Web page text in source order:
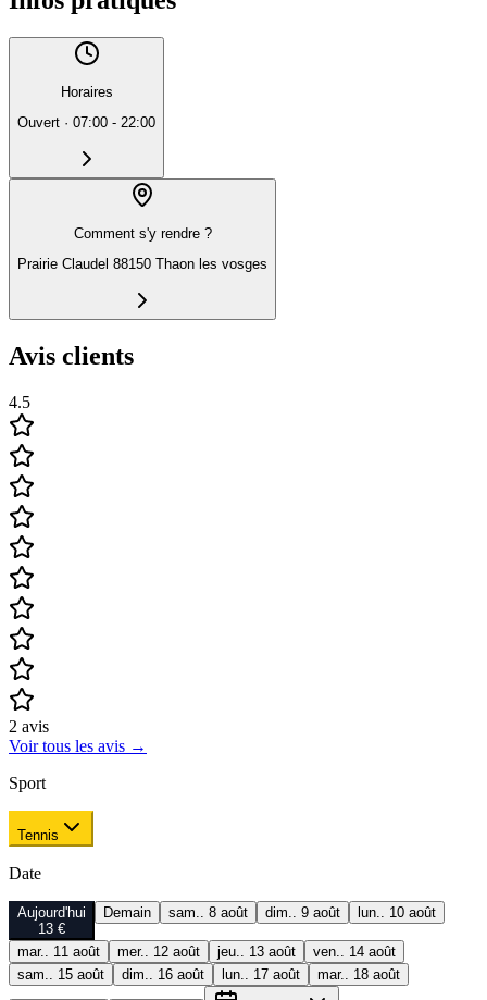
Horaires
Ouvert · 07:00 - 22:00
Comment s'y rendre ?
Prairie Claudel 88150 Thaon les vosges
Avis clients
4.5
2 avis
Voir tous les avis →
Sport
Tennis
Date
Aujourd'hui
13 €
Demain sam.. 8 août dim.. 9 août lun.. 10 août
mar.. 11 août mer.. 12 août jeu.. 13 août
ven.. 14 août
sam.. 15 août
dim.. 16 août lun.. 17 août mar.. 18 août